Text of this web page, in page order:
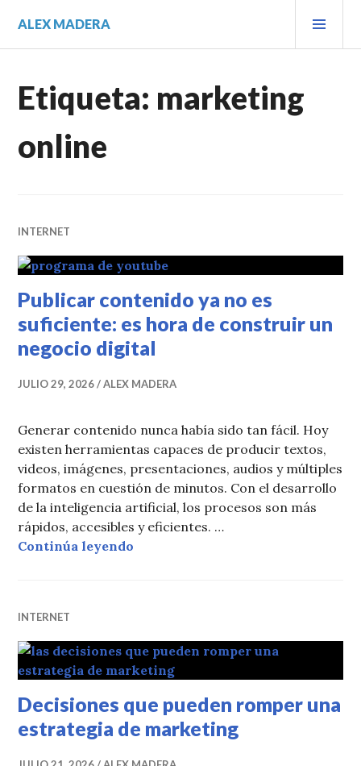
contenido.
ALEX MADERA
Etiqueta: marketing
online
INTERNET
Publicar contenido ya no es
suficiente: es hora de construir un
negocio digital
JULIO 29, 2026 ALEX MADERA
Generar contenido nunca había sido tan fácil. Hoy
existen herramientas capaces de producir textos,
videos, imágenes, presentaciones, audios y múltiples
formatos en cuestión de minutos. Con el desarrollo
de la inteligencia artificial, los procesos son más
rápidos, accesibles y eficientes. …
Continúa leyendo
INTERNET
Decisiones que pueden romper una
estrategia de marketing